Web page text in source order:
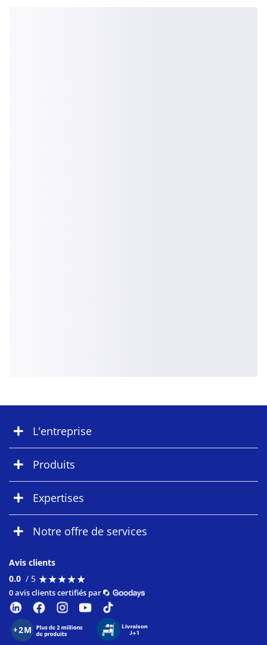
L'entreprise
Produits
Expertises
Notre offre de services
Avis clients
0.0 / 5 ★★★★★
★★★★★
0 avis clients certifiés par